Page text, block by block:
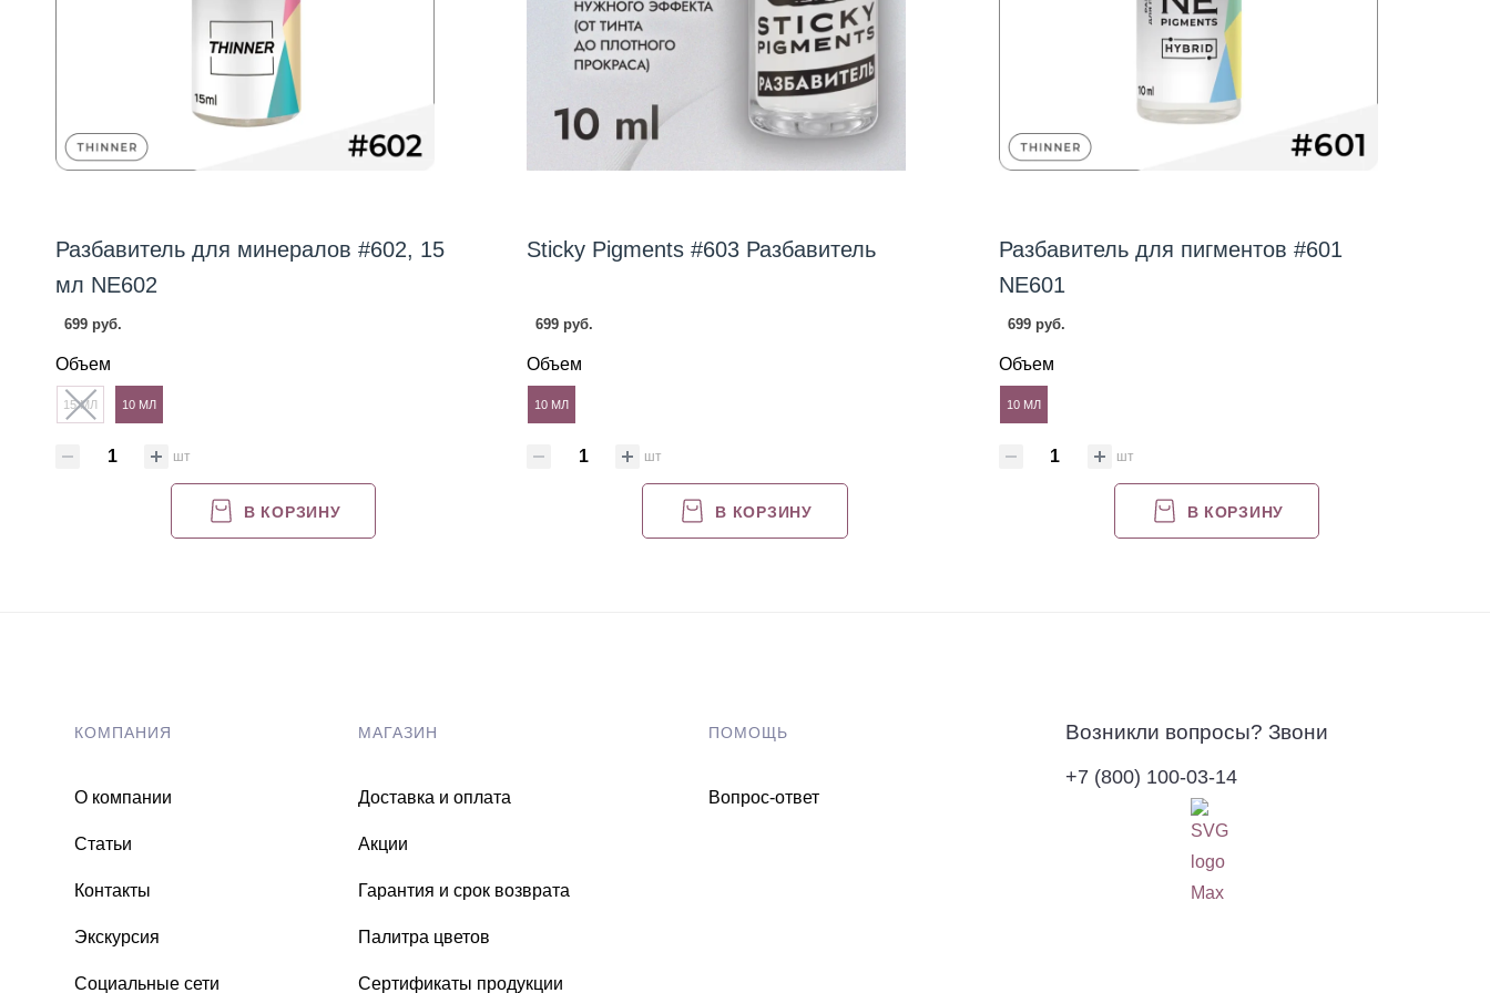
Разбавитель для минералов #602, 15
мл NE602
699 руб.
Объем
15 МЛ 10 МЛ
шт
В КОРЗИНУ
Stiсky Pigments #603 Разбавитель
699 руб.
Объем
10 МЛ
шт
В КОРЗИНУ
Разбавитель для пигментов #601
NE601
699 руб.
Объем
10 МЛ
шт
В КОРЗИНУ
КОМПАНИЯ
О компании
Статьи
Контакты
Экскурсия
Социальные сети
МАГАЗИН
Доставка и оплата
Акции
Гарантия и срок возврата
Палитра цветов
Сертификаты продукции
ПОМОЩЬ
Вопрос-ответ
Возникли вопросы? Звони
+7 (800) 100-03-14